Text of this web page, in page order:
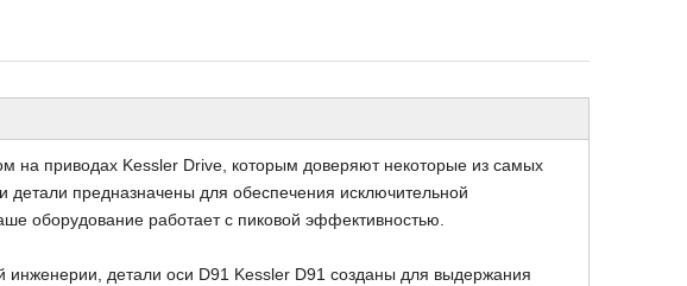
погрузчик
Подземная дрель Джамбо
Подземный грузовик
на приводах Kessler Drive, которым доверяют некоторые из самых
детали предназначены для обеспечения исключительной
оборудование работает с пиковой эффективностью.
инженерии, детали оси D91 Kessler D91 созданы для выдержания